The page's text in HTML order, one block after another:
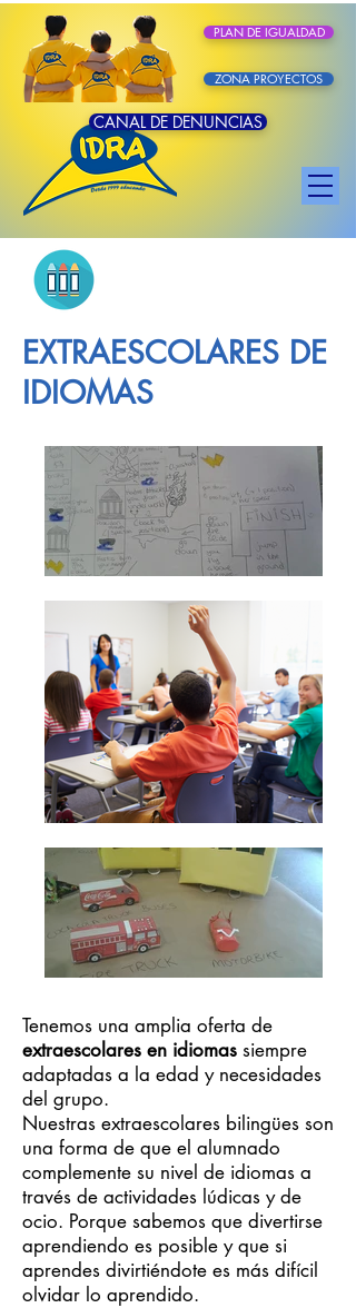
PLAN DE IGUALDAD
ZONA PROYECTOS
CANAL DE DENUNCIAS
EXTRAESCOLARES DE
IDIOMAS
Tenemos una amplia oferta de
extraescolares en idiomas siempre
adaptadas a la edad y necesidades
del grupo.
Nuestras extraescolares bilingües son
una forma de que el alumnado
complemente su nivel de idiomas a
través de actividades lúdicas y de
ocio. Porque sabemos que divertirse
aprendiendo es posible y que si
aprendes divirtiéndote es más difícil
olvidar lo aprendido.